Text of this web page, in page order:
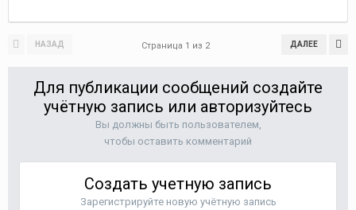
НАЗАД ДАЛЕЕ
Страница 1 из 2
Для публикации сообщений создайте
учётную запись или авторизуйтесь
Вы должны быть пользователем,
чтобы оставить комментарий
Создать учетную запись
Зарегистрируйте новую учётную запись